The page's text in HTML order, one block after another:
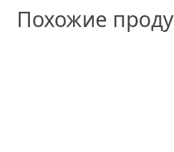
Похожие